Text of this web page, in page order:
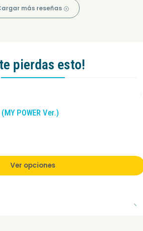
más reseñas
pierdas esto!
POWER Ver.)
Ver opciones